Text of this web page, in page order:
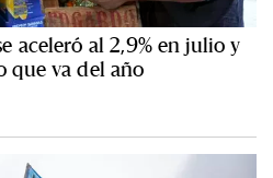
aceleró al 2,9% en julio y
que va del año